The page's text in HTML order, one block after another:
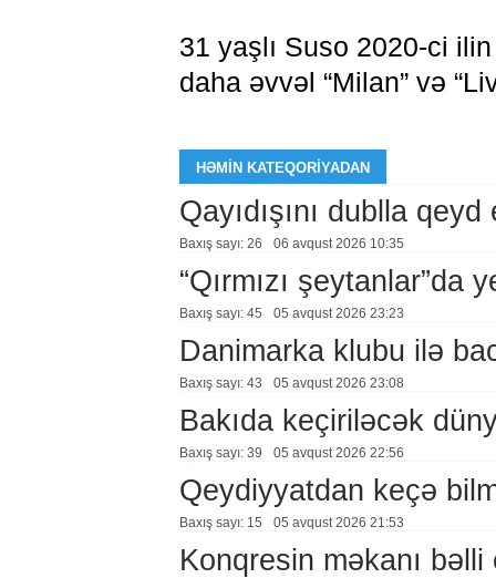
31 yaşlı Suso 2020-ci
daha əvvəl “Milan” və
HƏMIN KATEQORIYADAN
Qayıdışını dublla qeyd
Baxış sayı: 26 06 avqust 2026 10:35
“Qırmızı şeytanlar”da
Baxış sayı: 45 05 avqust 2026 23:23
Danimarka klubu ilə
Baxış sayı: 43 05 avqust 2026 23:08
Bakıda keçiriləcək
Baxış sayı: 39 05 avqust 2026 22:56
Qeydiyyatdan keçə
Baxış sayı: 15 05 avqust 2026 21:53
Konqresin məkanı bəlli